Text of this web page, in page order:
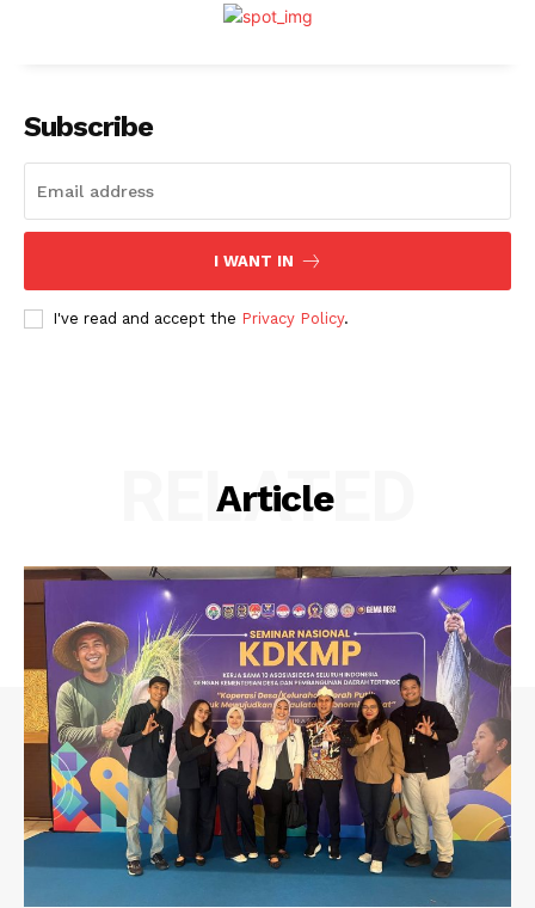
Subscribe
I WANT IN
I've read and accept the Privacy Policy.
Article
RELATED